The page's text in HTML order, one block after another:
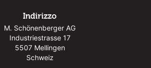
Indirizzo
M. Schönenberger AG
Industriestrasse 17
5507 Mellingen
Schweiz